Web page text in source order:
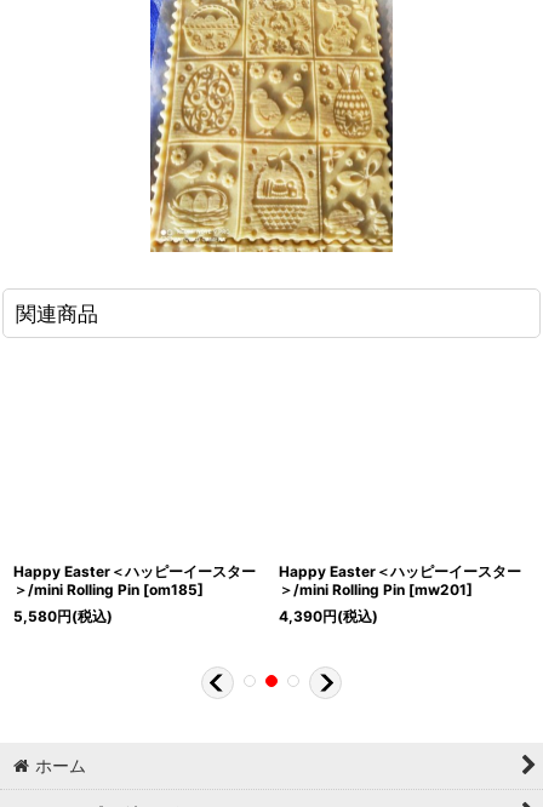
関連商品
Happy Easter＜ハッピーイースター
＞/mini Rolling Pin [om185]
5,580円(税込)
Happy Easter＜ハッピーイースター
＞/mini Rolling Pin [mw201]
4,390円(税込)
ホーム